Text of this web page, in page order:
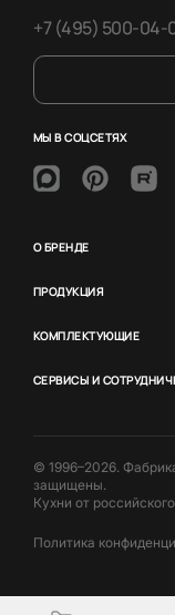
+7 (495) 500-04-
МЫ В СОЦСЕТЯХ
О БРЕНДЕ
ПРОДУКЦИЯ
КОМПЛЕКТУЮЩИЕ
СЕРВИСЫ И
© 1996–2026.
защищены.
Кухни от
Политика